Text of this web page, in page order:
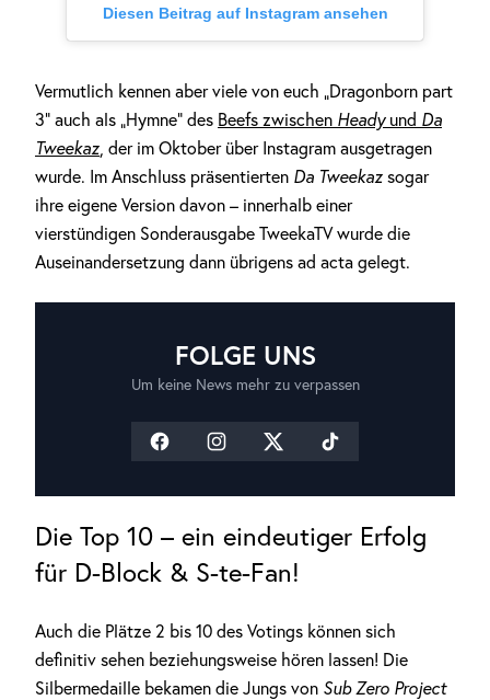
Diesen Beitrag auf Instagram ansehen
Vermutlich kennen aber viele von euch „Dragonborn part
3“ auch als „Hymne“ des Beefs zwischen Headyund Da
Tweekaz der im Oktober über Instagram ausgetragen
wurde. Im Anschluss präsentierten Da Tweekaz sogar
ihre eigene Version davon – innerhalb einer
vierstündigen Sonderausgabe TweekaTV wurde die
Auseinandersetzung dann übrigens ad acta gelegt.
FOLGE UNS
Um keine News mehr zu verpassen
Die Top 10 – ein eindeutiger Erfolg
für D-Block & S-te-Fan!
Auch die Plätze 2 bis 10 des Votings können sich
definitiv sehen beziehungsweise hören lassen! Die
Silbermedaille bekamen die Jungs von Sub Zero Project